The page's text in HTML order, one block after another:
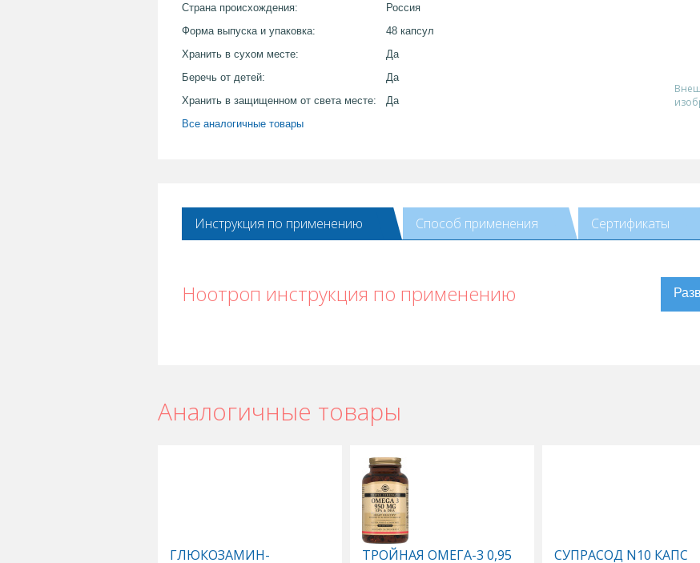
Страна происхождения:
Россия
Форма выпуска и упаковка:
48 капсул
Хранить в сухом месте:
Да
Беречь от детей:
Да
Хранить в защищенном от света месте:
Да
Все аналогичные товары
Инструкция по применению Способ применения Сертификаты
Ноотроп инструкция по применению
Аналогичные товары
ГЛЮКОЗАМИН- ТРОЙНАЯ ОМЕГА-3 0,95 СУПРАСОД N10 КАПС